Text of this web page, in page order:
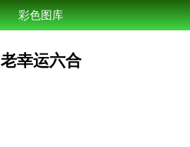
彩色图库
老幸运六合